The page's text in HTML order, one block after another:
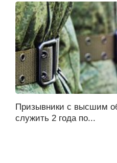
Призывники с высшим
служить 2 года по...